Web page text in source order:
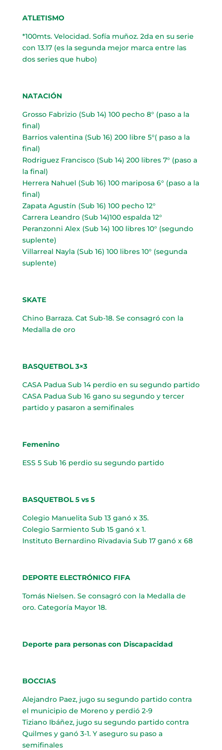
ATLETISMO
*100mts. Velocidad. Sofía muñoz. 2da en su serie
con 13.17 (es la segunda mejor marca entre las
dos series que hubo)
NATACIÓN
Grosso Fabrizio (Sub 14) 100 pecho 8° (paso a la
final)
Barrios valentina (Sub 16) 200 libre 5°( paso a la
final)
Rodriguez Francisco (Sub 14) 200 libres 7° (paso a
la final)
Herrera Nahuel (Sub 16) 100 mariposa 6° (paso a la
final)
Zapata Agustín (Sub 16) 100 pecho 12°
Carrera Leandro (Sub 14)100 espalda 12°
Peranzonni Alex (Sub 14) 100 libres 10° (segundo
suplente)
Villarreal Nayla (Sub 16) 100 libres 10° (segunda
suplente)
SKATE
Chino Barraza. Cat Sub-18. Se consagró con la
Medalla de oro
BASQUETBOL 3×3
CASA Padua Sub 14 perdio en su segundo partido
CASA Padua Sub 16 gano su segundo y tercer
partido y pasaron a semifinales
Femenino
ESS 5 Sub 16 perdio su segundo partido
BASQUETBOL 5 vs 5
Colegio Manuelita Sub 13 ganó x 35.
Colegio Sarmiento Sub 15 ganó x 1.
Instituto Bernardino Rivadavia Sub 17 ganó x 68
DEPORTE ELECTRÓNICO FIFA
Tomás Nielsen. Se consagró con la Medalla de
oro. Categoría Mayor 18.
Deporte para personas con Discapacidad
BOCCIAS
Alejandro Paez, jugo su segundo partido contra
el municipio de Moreno y perdió 2-9
Tiziano Ibáñez, jugo su segundo partido contra
Quilmes y ganó 3-1. Y aseguro su paso a
semifinales